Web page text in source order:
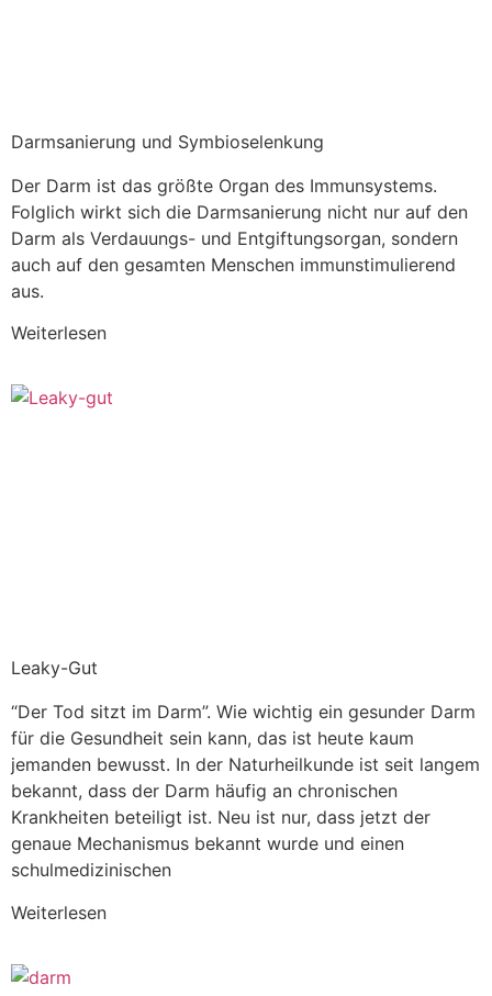
Darmsanierung und Symbioselenkung
Der Darm ist das größte Organ des Immunsystems.
Folglich wirkt sich die Darmsanierung nicht nur auf den
Darm als Verdauungs- und Entgiftungsorgan, sondern
auch auf den gesamten Menschen immunstimulierend
aus.
Weiterlesen
Leaky-Gut
“Der Tod sitzt im Darm”. Wie wichtig ein gesunder Darm
für die Gesundheit sein kann, das ist heute kaum
jemanden bewusst. In der Naturheilkunde ist seit langem
bekannt, dass der Darm häufig an chronischen
Krankheiten beteiligt ist. Neu ist nur, dass jetzt der
genaue Mechanismus bekannt wurde und einen
schulmedizinischen
Weiterlesen